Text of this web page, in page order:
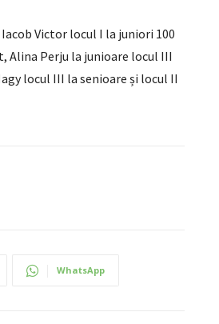
Victor locul I la juniori 100
Alina Perju la junioare locul III
locul III la senioare și locul II
WhatsApp